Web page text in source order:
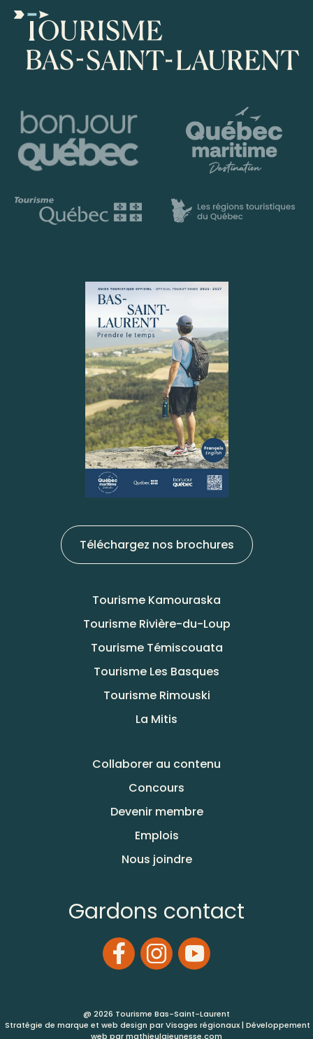
Téléchargez nos brochures
Tourisme Kamouraska
Tourisme Rivière-du-Loup
Tourisme Témiscouata
Tourisme Les Basques
Tourisme Rimouski
La Mitis
Collaborer au contenu
Concours
Devenir membre
Emplois
Nous joindre
Gardons contact
@ 2026 Tourisme Bas-Saint-Laurent
Stratégie de marque et web design parVisages régionaux| Développement
web parmathieulajeunesse.com